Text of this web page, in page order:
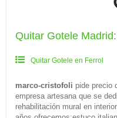
Quitar Gotele
Quitar Gotele en Ferrol
marco-cristofoli pide precio
empresa artesana que se
rehabilitación mural en